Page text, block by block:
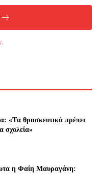
.
«Tα θρnσκευτıκά πρέπεı
σχολεία»
η Φαίη Μαυραγάνη: